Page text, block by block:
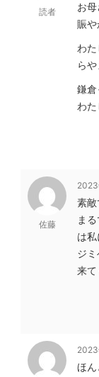
読者
お
賑や
わ
ら
鎌倉
わた
佐藤
素敵
ま
は私
ジミ
来
ほん